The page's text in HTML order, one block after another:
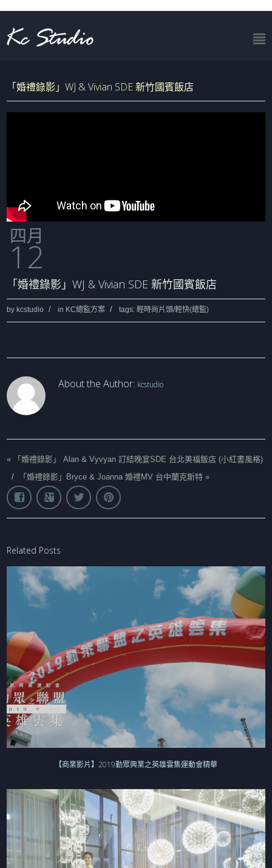
「婚禮錄影」WJ & Vivian SDE 新竹國賓飯店
四月
12
「婚禮錄影」WJ & Vivian SDE 新竹國賓飯店
by kcstudio in KC總監方案 tags:輕時尚片頭/輕快(總監)
About the Author: kcstudio
«
「婚禮錄影」 Alan & Vyvyan 訂結晚宴SDE 台北美福飯店 (小紅書風格)
/
「婚禮錄影」Bryce & Joanna 婚禮MV 台中蘭克斯特 »
Related Posts
【商業影片】2019勤眾興業之英雄雲集運動會精華